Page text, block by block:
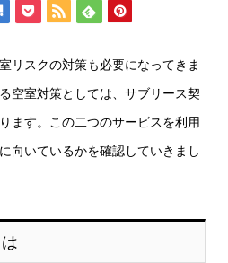
リスクの対策も必要になってきま
空室対策としては、サブリース契
ます。この二つのサービスを利用
向いているかを確認していきまし